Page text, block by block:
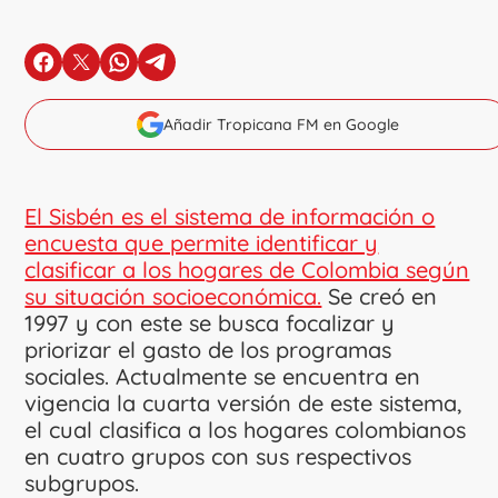
en Facebook
en Xen Whatsapp
en Telegram
Añadir Tropicana FM en Google
El Sisbén es el sistema de información o
encuesta que permite identificar y
clasificar a los hogares de Colombia según
su situación socioeconómica. Se creó en
1997 y con este se busca focalizar y
priorizar el gasto de los programas
sociales. Actualmente se encuentra en
vigencia la cuarta versión de este sistema,
el cual clasifica a los hogares colombianos
en cuatro grupos con sus respectivos
subgrupos.